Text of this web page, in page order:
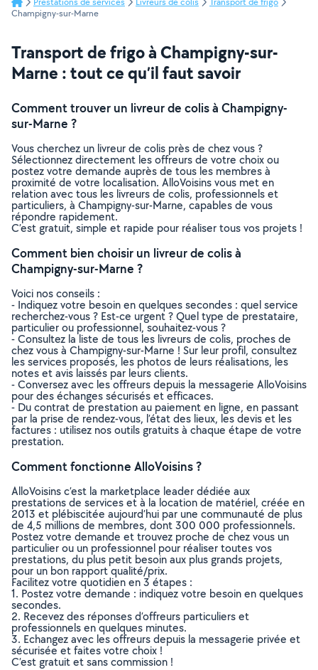
Champigny-sur-Marne
Transport de frigo à Champigny-sur-
Marne : tout ce qu’il faut savoir
Comment trouver un livreur de colis à Champigny-
sur-Marne ?
Vous cherchez un livreur de colis près de chez vous ?
Sélectionnez directement les offreurs de votre choix ou
postez votre demande auprès de tous les membres à
proximité de votre localisation. AlloVoisins vous met en
relation avec tous les livreurs de colis, professionnels et
particuliers, à Champigny-sur-Marne, capables de vous
répondre rapidement.
C’est gratuit, simple et rapide pour réaliser tous vos projets !
Comment bien choisir un livreur de colis à
Champigny-sur-Marne ?
Voici nos conseils :
- Indiquez votre besoin en quelques secondes : quel service
recherchez-vous ? Est-ce urgent ? Quel type de prestataire,
particulier ou professionnel, souhaitez-vous ?
- Consultez la liste de tous les livreurs de colis, proches de
chez vous à Champigny-sur-Marne ! Sur leur profil, consultez
les services proposés, les photos de leurs réalisations, les
notes et avis laissés par leurs clients.
- Conversez avec les offreurs depuis la messagerie AlloVoisins
pour des échanges sécurisés et efficaces.
- Du contrat de prestation au paiement en ligne, en passant
par la prise de rendez-vous, l’état des lieux, les devis et les
factures : utilisez nos outils gratuits à chaque étape de votre
prestation.
Comment fonctionne AlloVoisins ?
AlloVoisins c’est la marketplace leader dédiée aux
prestations de services et à la location de matériel, créée en
2013 et plébiscitée aujourd’hui par une communauté de plus
de 4,5 millions de membres, dont 300 000 professionnels.
Postez votre demande et trouvez proche de chez vous un
particulier ou un professionnel pour réaliser toutes vos
prestations, du plus petit besoin aux plus grands projets,
pour un bon rapport qualité/prix.
Facilitez votre quotidien en 3 étapes :
1. Postez votre demande : indiquez votre besoin en quelques
secondes.
2. Recevez des réponses d’offreurs particuliers et
professionnels en quelques minutes.
3. Echangez avec les offreurs depuis la messagerie privée et
sécurisée et faites votre choix !
C’est gratuit et sans commission !